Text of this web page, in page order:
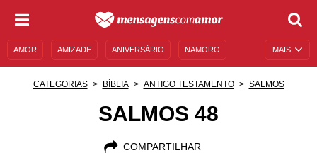
MAIS
AMOR AMIZADE ANIVERSÁRIO NAMORO
CATEGORIAS BÍBLIA ANTIGO TESTAMENTO SALMOS
SALMOS 48
COMPARTILHAR